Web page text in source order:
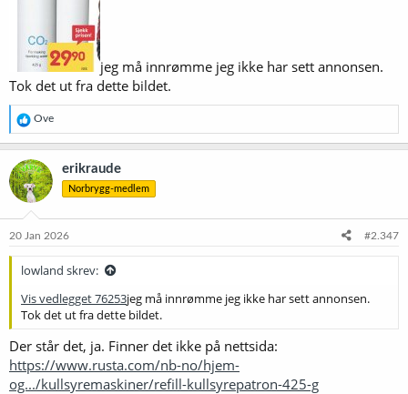
jeg må innrømme jeg ikke har sett annonsen.
Tok det ut fra dette bildet.
R
e
a
k
s
j
o
e
Ove
erikraude
Norbrygg-medlem
20 Jan 2026 #2.347
lowland skrev:
Vis vedlegget 76253jeg må innrømme jeg ikke har sett annonsen.
Tok det ut fra dette bildet.
Der står det, ja. Finner det ikke på nettsida:
https://www.rusta.com/nb-no/hjem-
og.../kullsyremaskiner/refill-kullsyrepatron-425-g